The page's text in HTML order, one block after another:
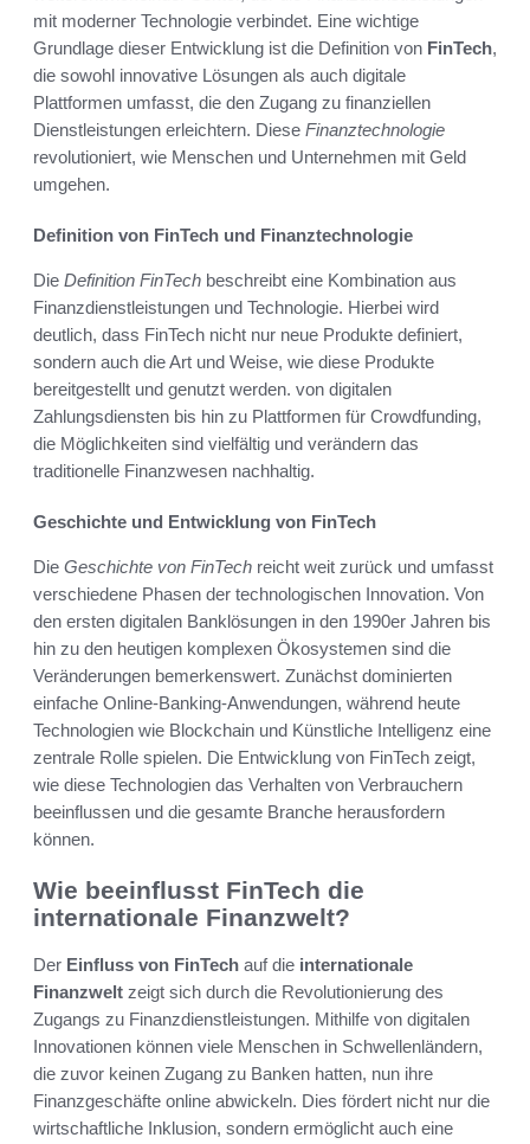
mit moderner Technologie verbindet. Eine wichtige
Grundlage dieser Entwicklung ist die Definition von FinTech,
die sowohl innovative Lösungen als auch digitale
Plattformen umfasst, die den Zugang zu finanziellen
Dienstleistungen erleichtern. Diese Finanztechnologie
revolutioniert, wie Menschen und Unternehmen mit Geld
umgehen.
Definition von FinTech und Finanztechnologie
Die Definition FinTech beschreibt eine Kombination aus
Finanzdienstleistungen und Technologie. Hierbei wird
deutlich, dass FinTech nicht nur neue Produkte definiert,
sondern auch die Art und Weise, wie diese Produkte
bereitgestellt und genutzt werden. von digitalen
Zahlungsdiensten bis hin zu Plattformen für Crowdfunding,
die Möglichkeiten sind vielfältig und verändern das
traditionelle Finanzwesen nachhaltig.
Geschichte und Entwicklung von FinTech
Die Geschichte von FinTech reicht weit zurück und umfasst
verschiedene Phasen der technologischen Innovation. Von
den ersten digitalen Banklösungen in den 1990er Jahren bis
hin zu den heutigen komplexen Ökosystemen sind die
Veränderungen bemerkenswert. Zunächst dominierten
einfache Online-Banking-Anwendungen, während heute
Technologien wie Blockchain und Künstliche Intelligenz eine
zentrale Rolle spielen. Die Entwicklung von FinTech zeigt,
wie diese Technologien das Verhalten von Verbrauchern
beeinflussen und die gesamte Branche herausfordern
können.
Wie beeinflusst FinTech die
internationale Finanzwelt?
Der Einfluss von FinTech auf die internationale
Finanzwelt zeigt sich durch die Revolutionierung des
Zugangs zu Finanzdienstleistungen. Mithilfe von digitalen
Innovationen können viele Menschen in Schwellenländern,
die zuvor keinen Zugang zu Banken hatten, nun ihre
Finanzgeschäfte online abwickeln. Dies fördert nicht nur die
wirtschaftliche Inklusion, sondern ermöglicht auch eine